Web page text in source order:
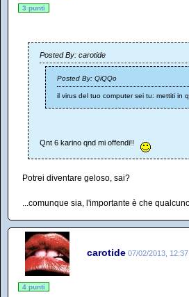
3 punti
Posted By: carotide
Posted By: QiQQo
il virus del tuo computer sei tu: mettiti in
Qnt 6 karino qnd mi offendi!!
Potrei diventare geloso, sai?
...comunque sia, l'importante è che
carotide 07/02/2013, 12:37
4 punti